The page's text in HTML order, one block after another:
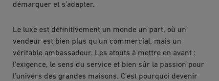
démarquer et s’adapter.
Le luxe est définitivement un monde un part, où un
vendeur est bien plus qu’un commercial, mais un
véritable ambassadeur. Les atouts à mettre en avant :
l’exigence, le sens du service et bien sûr la passion pour
l’univers des grandes maisons. C’est pourquoi devenir